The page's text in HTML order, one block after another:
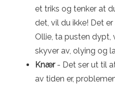
et triks og tenker at
det, vil du ikke! Det
Ollie, ta pusten dypt,
skyver av, olying og
Knær- Det ser ut til
av tiden er,